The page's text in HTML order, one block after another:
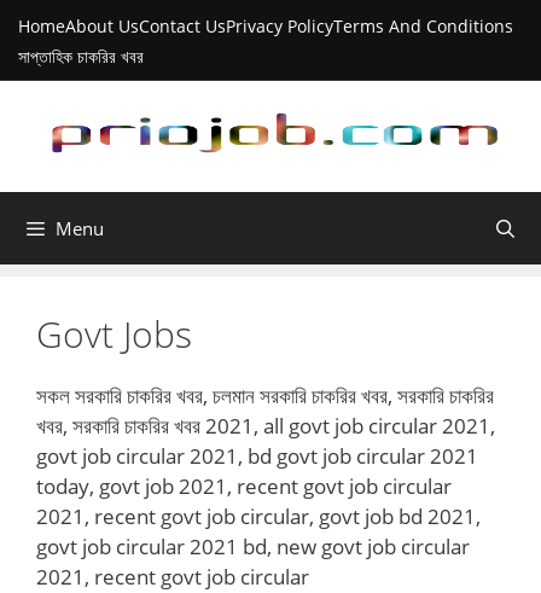
Skip
content
HomeAbout UsContact UsPrivacy PolicyTerms And Conditions
সাপ্তাহিক চাকরির খবর
Menu
Govt Jobs
সকল সরকারি চাকরির খবর, চলমান সরকারি চাকরির খবর, সরকারি চাকরির
খবর, সরকারি চাকরির খবর 2021, all govt job circular 2021,
govt job circular 2021, bd govt job circular 2021
today, govt job 2021, recent govt job circular
2021, recent govt job circular, govt job bd 2021,
govt job circular 2021 bd, new govt job circular
2021, recent govt job circular